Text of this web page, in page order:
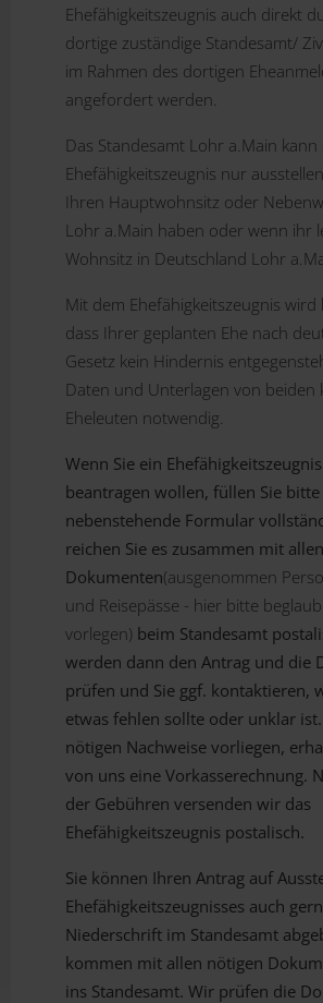
Ehefähigkeitszeugnis auch direkt
dortige zuständige Standesamt/
im Rahmen des dortigen
angefordert werden.
Das Standesamt Lohr a.Main kann
Ehefähigkeitszeugnis nur
Ihren Hauptwohnsitz oder
Lohr a.Main haben oder wenn ihr
Wohnsitz in Deutschland Lohr
Mit dem Ehefähigkeitszeugnis wird
dass Ihrer geplanten Ehe nach
Gesetz kein Hindernis
Daten und Unterlagen von beiden
Eheleuten notwendig.
Wenn Sie ein
beantragen wollen, füllen Sie bitte
nebenstehende Formular
reichen Sie es zusammen mit
Dokumenten(ausgenommen
und Reisepässe - hier bitte
vorlegen) beim Standesamt
werden dann den Antrag und die
prüfen und Sie ggf. kontaktieren,
etwas fehlen sollte oder unklar
nötigen Nachweise vorliegen,
von uns eine Vorkasserechnung.
der Gebühren versenden wir das
Ehefähigkeitszeugnis postalisch.
Sie können Ihren Antrag auf
Ehefähigkeitszeugnisses auch
Niederschrift im Standesamt
kommen mit allen nötigen
ins Standesamt. Wir prüfen die